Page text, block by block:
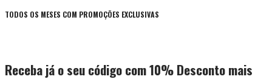
TODOS OS MESES COM PROMOÇÕES EXCLUSIVAS
Receba já o seu código com 10% Desconto mais